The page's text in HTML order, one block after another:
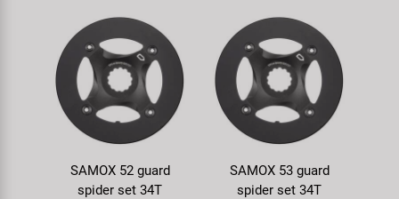
SAMOX 52 guard
spider set 34T
SAMOX 53 guard
spider set 34T